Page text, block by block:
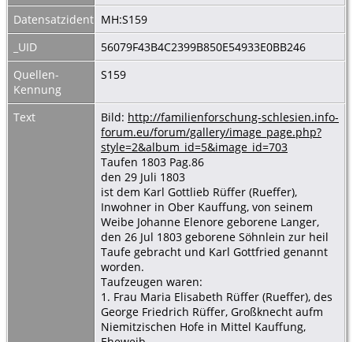
Datensatzidentnummer
MH:S159
_UID
56079F43B4C2399B850E54933E0BB246
Quellen-
Kennung
S159
Text Bild: http://familienforschung-schlesien.info-
forum.eu/forum/gallery/image_page.php?
style=2&album_id=5&image_id=703
Taufen 1803 Pag.86
den 29 Juli 1803
ist dem Karl Gottlieb Rüffer (Rueffer),
Inwohner in Ober Kauffung, von seinem
Weibe Johanne Elenore geborene Langer,
den 26 Jul 1803 geborene Söhnlein zur heil
Taufe gebracht und Karl Gottfried genannt
worden.
Taufzeugen waren:
1. Frau Maria Elisabeth Rüffer (Rueffer), des
George Friedrich Rüffer, Großknecht aufm
Niemitzischen Hofe in Mittel Kauffung,